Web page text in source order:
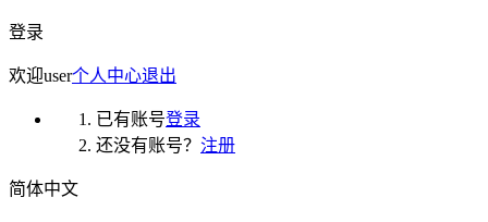
登录
欢迎user个人中心退出
已有账号登录
还没有账号？ 注册
简体中文